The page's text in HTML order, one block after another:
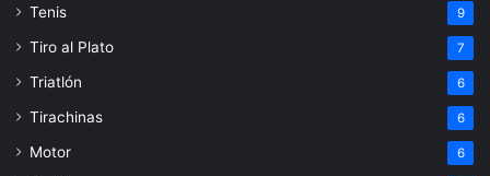
Tenis 9
Tiro al Plato 7
Triatlón 6
Tirachinas 6
Motor 6